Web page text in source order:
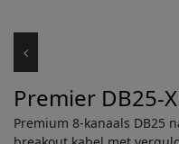
Premier DB25-
Premium 8-kanaals DB25